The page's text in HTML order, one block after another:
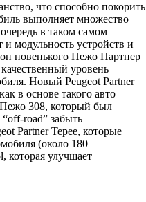
что способно покорить
выполняет множество
в таком самом
и модульность устройств и
новенького Пежо Партнер
уровень
Новый Peugeot Partner
в основе такого авто
Пежо 308, который был
road” забыть
Partner Tepee, которые
(около 180
которая улучшает